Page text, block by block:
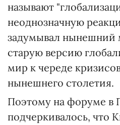
называют
неоднозначную
задумывал нынешний
старую версию
мир к череде
нынешнего столетия.
Поэтому на форуме в
подчеркивалось, что